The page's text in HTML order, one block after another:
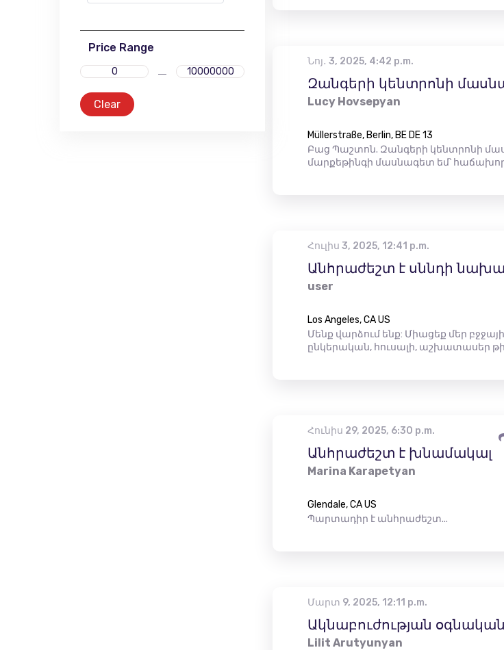
Price Range
Clear
Նոյ․ 3, 2025, 4:42 p.m.
Զանգերի կենտրոնի
Lucy Hovsepyan
Müllerstraße, Berlin, BE DE 13
Բաց Պաշտոն. Զանգերի կենտրոնի
մարքեթինգի մասնագետ եմ՝
Հուլիս 3, 2025, 12:41 p.m.
Անհրաժեշտ է սննդի
user
Los Angeles, CA US
Մենք վարձում ենք: Միացեք մեր
ընկերական, հուսալի, աշխատասեր
Հունիս 29, 2025, 6:30 p.m.
Անհրաժեշտ է խնամակալ
Marina Karapetyan
Glendale, CA US
Պարտադիր է անհրաժեշտ...
Մարտ 9, 2025, 12:11 p.m.
Ակնաբուժության
Lilit Arutyunyan